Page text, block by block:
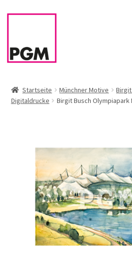
Zur
Zum
News
Rahmen & Einrahmung
Firmenservice – Kunst für Büro,
Referenzen
Startseite Münchner Motive
Digitaldrucke
Birgit Busch Olympiapark